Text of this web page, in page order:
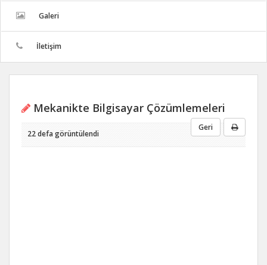
Galeri
İletişim
Mekanikte Bilgisayar Çözümlemeleri
Geri
22 defa görüntülendi